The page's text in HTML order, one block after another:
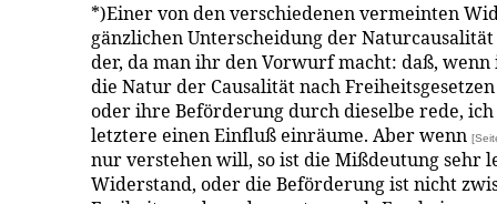
*)Einer von den verschiedenen vermeinten
gänzlichen Unterscheidung der
der, da man ihr den Vorwurf macht: daß,
die Natur der Causalität nach
oder ihre Beförderung durch dieselbe rede,
letztere einen Einfluß einräume. Aber wenn
nur verstehen will, so ist die Mißdeutung sehr
Widerstand, oder die Beförderung ist nicht